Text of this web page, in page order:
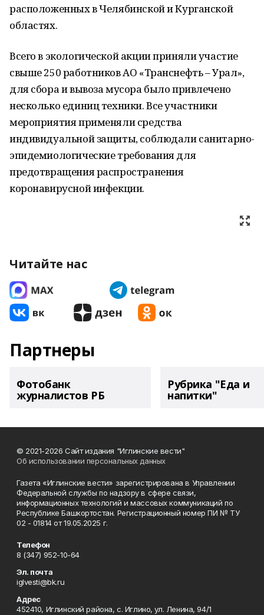
расположенных в Челябинской и Курганской
областях.
Всего в экологической акции приняли участие
свыше 250 работников АО «Транснефть – Урал»,
для сбора и вывоза мусора было привлечено
несколько единиц техники. Все участники
мероприятия применяли средства
индивидуальной защиты, соблюдали санитарно-
эпидемиологические требования для
предотвращения распространения
коронавирусной инфекции.
Читайте нас
Партнеры
Фотобанк
журналистов РБ
Рубрика "Еда и
напитки"
© 2021-2026 Сайт издания "Иглинские вести"
Об использовании персональных данных
Газета «Иглинские вести» зарегистрирована в Управлении
Федеральной службы по надзору в сфере связи,
информационных технологий и массовых коммуникаций по
Республике Башкортостан. Регистрационный номер ПИ № ТУ
02 - 01814 от 19.05.2025 г.
Телефон
8 (347) 952-10-64
Эл. почта
iglvesti@bk.ru
Адрес
452410, Иглинский района, с. Иглино, ул. Ленина, 94/1